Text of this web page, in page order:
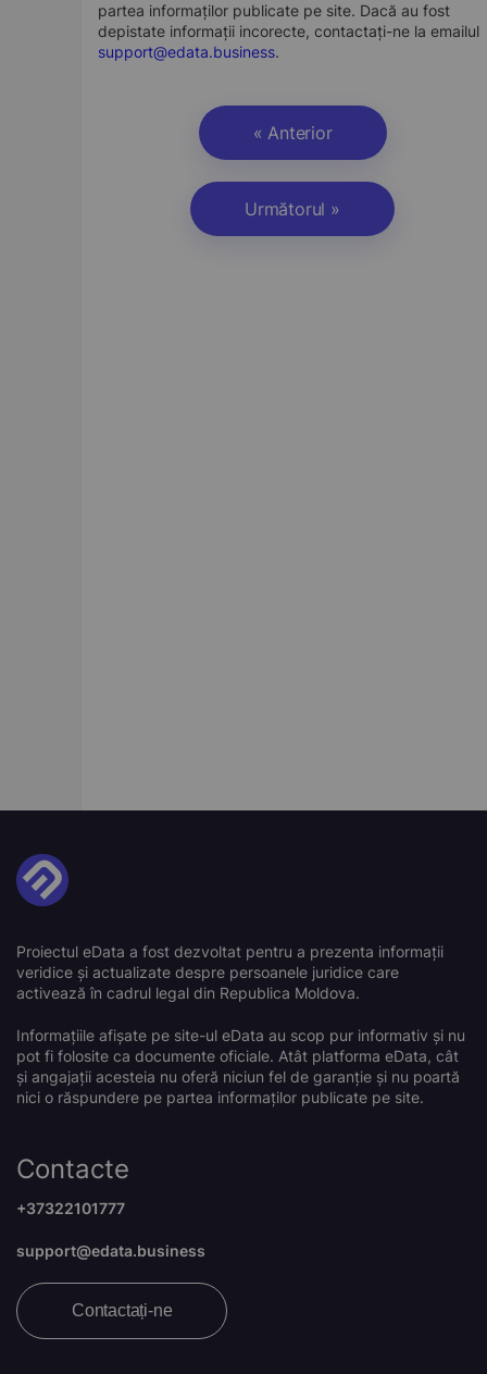
partea informaților publicate pe site. Dacă au fost
depistate informații incorecte, contactați-ne la emailul
support@edata.business.
« Anterior
Următorul »
Proiectul eData a fost dezvoltat pentru a prezenta informații
veridice și actualizate despre persoanele juridice care
activează în cadrul legal din Republica Moldova.
Informațiile afișate pe site-ul eData au scop pur informativ și nu
pot fi folosite ca documente oficiale. Atât platforma eData, cât
și angajații acesteia nu oferă niciun fel de garanție și nu poartă
nici o răspundere pe partea informaților publicate pe site.
Contacte
+37322101777
support@edata.business
Contactați-ne